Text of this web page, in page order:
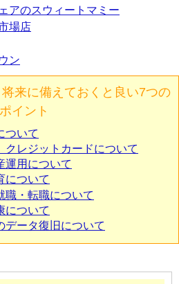
アのスウィートマミー
場店
ン
来に備えておくと良い7つの
ポイント
ついて
クレジットカードについて
運用について
について
職・転職について
について
データ復旧について